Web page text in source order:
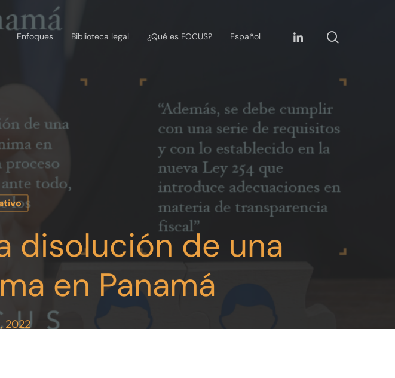
Enfoques Biblioteca legal ¿Qué es FOCUS? Español
disolución de una
en Panamá
2022